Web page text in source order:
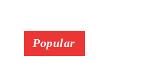
Popular